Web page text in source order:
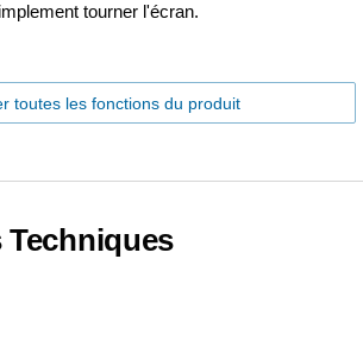
tourner l'écran.
toutes les fonctions du produit